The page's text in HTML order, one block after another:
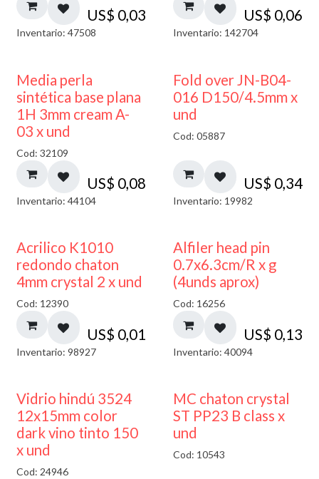
US$ 0,03
Inventario: 47508
US$ 0,06
Inventario: 142704
Media perla
sintética base plana
1H 3mm cream A-
03 x und
Cod: 32109
US$ 0,08
Inventario: 44104
Fold over JN-B04-
016 D150/4.5mm x
und
Cod: 05887
US$ 0,34
Inventario: 19982
50% DESCUENTO
Acrilico K1010
redondo chaton
4mm crystal 2 x und
Cod: 12390
US$ 0,01
Inventario: 98927
Alfiler head pin
0.7x6.3cm/R x g
(4unds aprox)
Cod: 16256
US$ 0,13
Inventario: 40094
40% DESCUENTO
Vidrio hindú 3524
12x15mm color
dark vino tinto 150
x und
Cod: 24946
MC chaton crystal
ST PP23 B class x
und
Cod: 10543